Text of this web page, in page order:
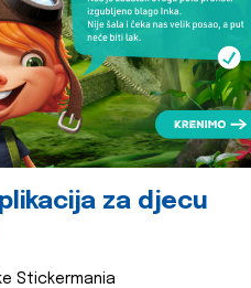
za djecu
Stickermania